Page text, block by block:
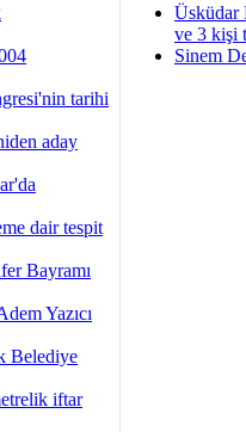
tarihi
aday
dair tespit
Bayramı
Yazıcı
Belediye
iftar
Üsküdar
ve 3 kişi
Sinem